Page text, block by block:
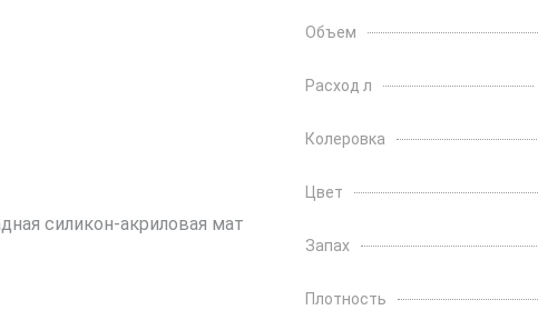
Объем
Расход л
Колеровка
Цвет
Запах
Плотность